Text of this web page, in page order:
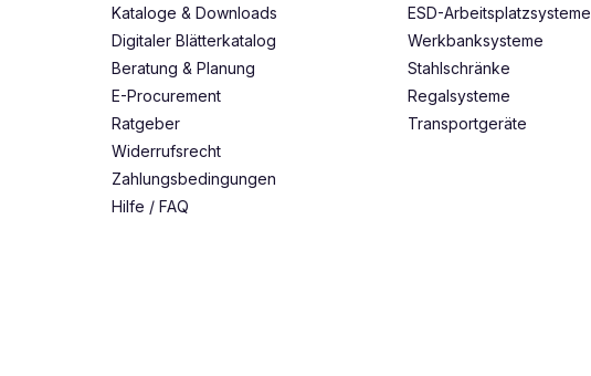
Kataloge & Downloads
Digitaler Blätterkatalog
Beratung & Planung
E-Procurement
Ratgeber
Widerrufsrecht
Zahlungsbedingungen
Hilfe / FAQ
ESD-Arbeitsplatzsysteme
Werkbanksysteme
Stahlschränke
Regalsysteme
Transportgeräte